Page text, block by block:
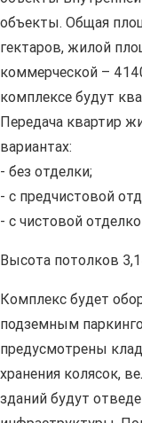
объекты. Общая
гектаров, жилой
коммерческой –
комплексе будут
Передача квартир
вариантах:
- без отделки;
- с предчистовой
- с чистовой
Высота потолков
Комплекс будет
подземным
предусмотрены
хранения колясок,
зданий будут